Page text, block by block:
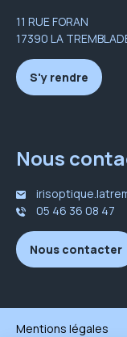
11 RUE FORAN
17390 LA
S'y rendre
Nous
05 46 36 08 47
Nous contacter
Mentions légales